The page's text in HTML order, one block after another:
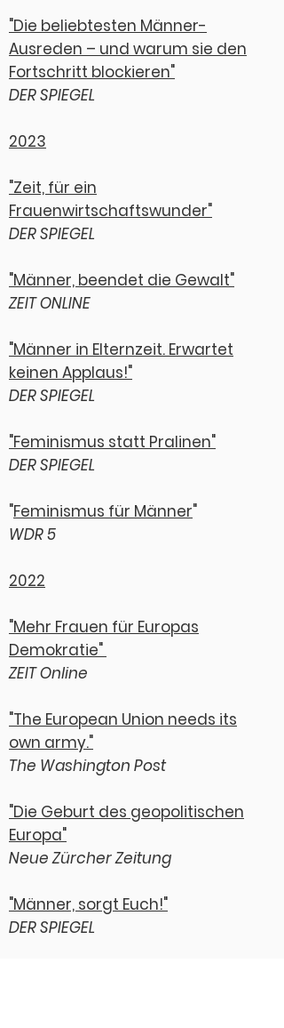
"Die beliebtesten Männer-
Ausreden – und warum sie den
Fortschritt blockieren"
DER SPIEGEL
2023​
"Zeit, für ein
Frauenwirtschaftswunder"
DER SPIEGEL
"Männer, beendet die Gewalt"
ZEIT ONLINE
"Männer in Elternzeit. Erwartet
keinen Applaus!"
DER SPIEGEL
"Feminismus statt Pralinen"
DER SPIEGEL
"Feminismus für Männer"
WDR 5
2022
"Mehr Frauen für Europas
Demokratie"
ZEIT Online
"The European Union needs its
own army."
The Washington Post
"Die Geburt des geopolitischen
Europa"
Neue Zürcher Zeitung
"Männer, sorgt Euch!"
DER SPIEGEL